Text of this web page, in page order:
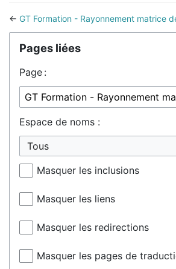
← GT Formation - Rayonnement matrice
Aller à :navigation,rechercher
Pages liées
Page :
Espace de noms :
Tous
Masquer les inclusions
Masquer les liens
Masquer les redirections
Masquer les pages de